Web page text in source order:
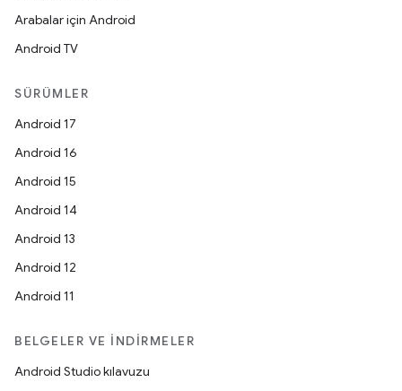
Arabalar için Android
Android TV
SÜRÜMLER
Android 17
Android 16
Android 15
Android 14
Android 13
Android 12
Android 11
BELGELER VE İNDIRMELER
Android Studio kılavuzu